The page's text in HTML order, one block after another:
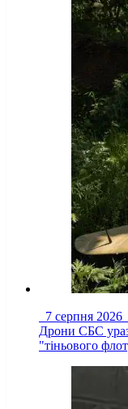
7 серпня 2026
Дрони СБС
"тіньового